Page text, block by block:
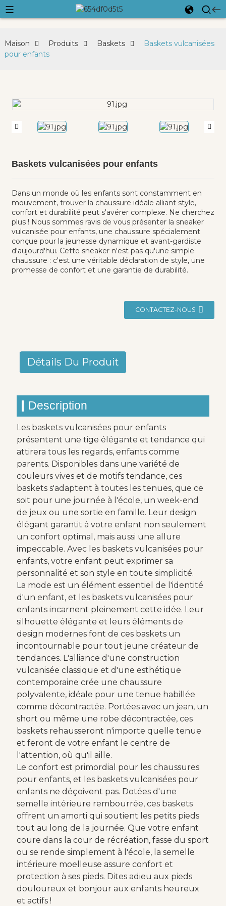
Maison Produits Baskets
Baskets vulcanisées
pour enfants
Baskets vulcanisées pour enfants
Dans un monde où les enfants sont constamment en
mouvement, trouver la chaussure idéale alliant style,
confort et durabilité peut s'avérer complexe. Ne cherchez
plus ! Nous sommes ravis de vous présenter la sneaker
vulcanisée pour enfants, une chaussure spécialement
conçue pour la jeunesse dynamique et avant-gardiste
d'aujourd'hui. Cette sneaker n'est pas qu'une simple
chaussure : c'est une véritable déclaration de style, une
promesse de confort et une garantie de durabilité.
CONTACTEZ-NOUS
Détails Du Produit
Description
Les baskets vulcanisées pour enfants
présentent une tige élégante et tendance qui
attirera tous les regards, enfants comme
parents. Disponibles dans une variété de
couleurs vives et de motifs tendance, ces
baskets s'adaptent à toutes les tenues, que ce
soit pour une journée à l'école, un week-end
de jeux ou une sortie en famille. Leur design
élégant garantit à votre enfant non seulement
un confort optimal, mais aussi une allure
impeccable. Avec les baskets vulcanisées pour
enfants, votre enfant peut exprimer sa
personnalité et son style en toute simplicité.
La mode est un élément essentiel de l'identité
d'un enfant, et les baskets vulcanisées pour
enfants incarnent pleinement cette idée. Leur
silhouette élégante et leurs éléments de
design modernes font de ces baskets un
incontournable pour tout jeune créateur de
tendances. L'alliance d'une construction
vulcanisée classique et d'une esthétique
contemporaine crée une chaussure
polyvalente, idéale pour une tenue habillée
comme décontractée. Portées avec un jean, un
short ou même une robe décontractée, ces
baskets rehausseront n'importe quelle tenue
et feront de votre enfant le centre de
l'attention, où qu'il aille.
Le confort est primordial pour les chaussures
pour enfants, et les baskets vulcanisées pour
enfants ne déçoivent pas. Dotées d'une
semelle intérieure rembourrée, ces baskets
offrent un amorti qui soutient les petits pieds
tout au long de la journée. Que votre enfant
coure dans la cour de récréation, fasse du sport
ou se rende simplement à l'école, la semelle
intérieure moelleuse assure confort et
protection à ses pieds. Dites adieu aux pieds
douloureux et bonjour aux enfants heureux
et actifs !